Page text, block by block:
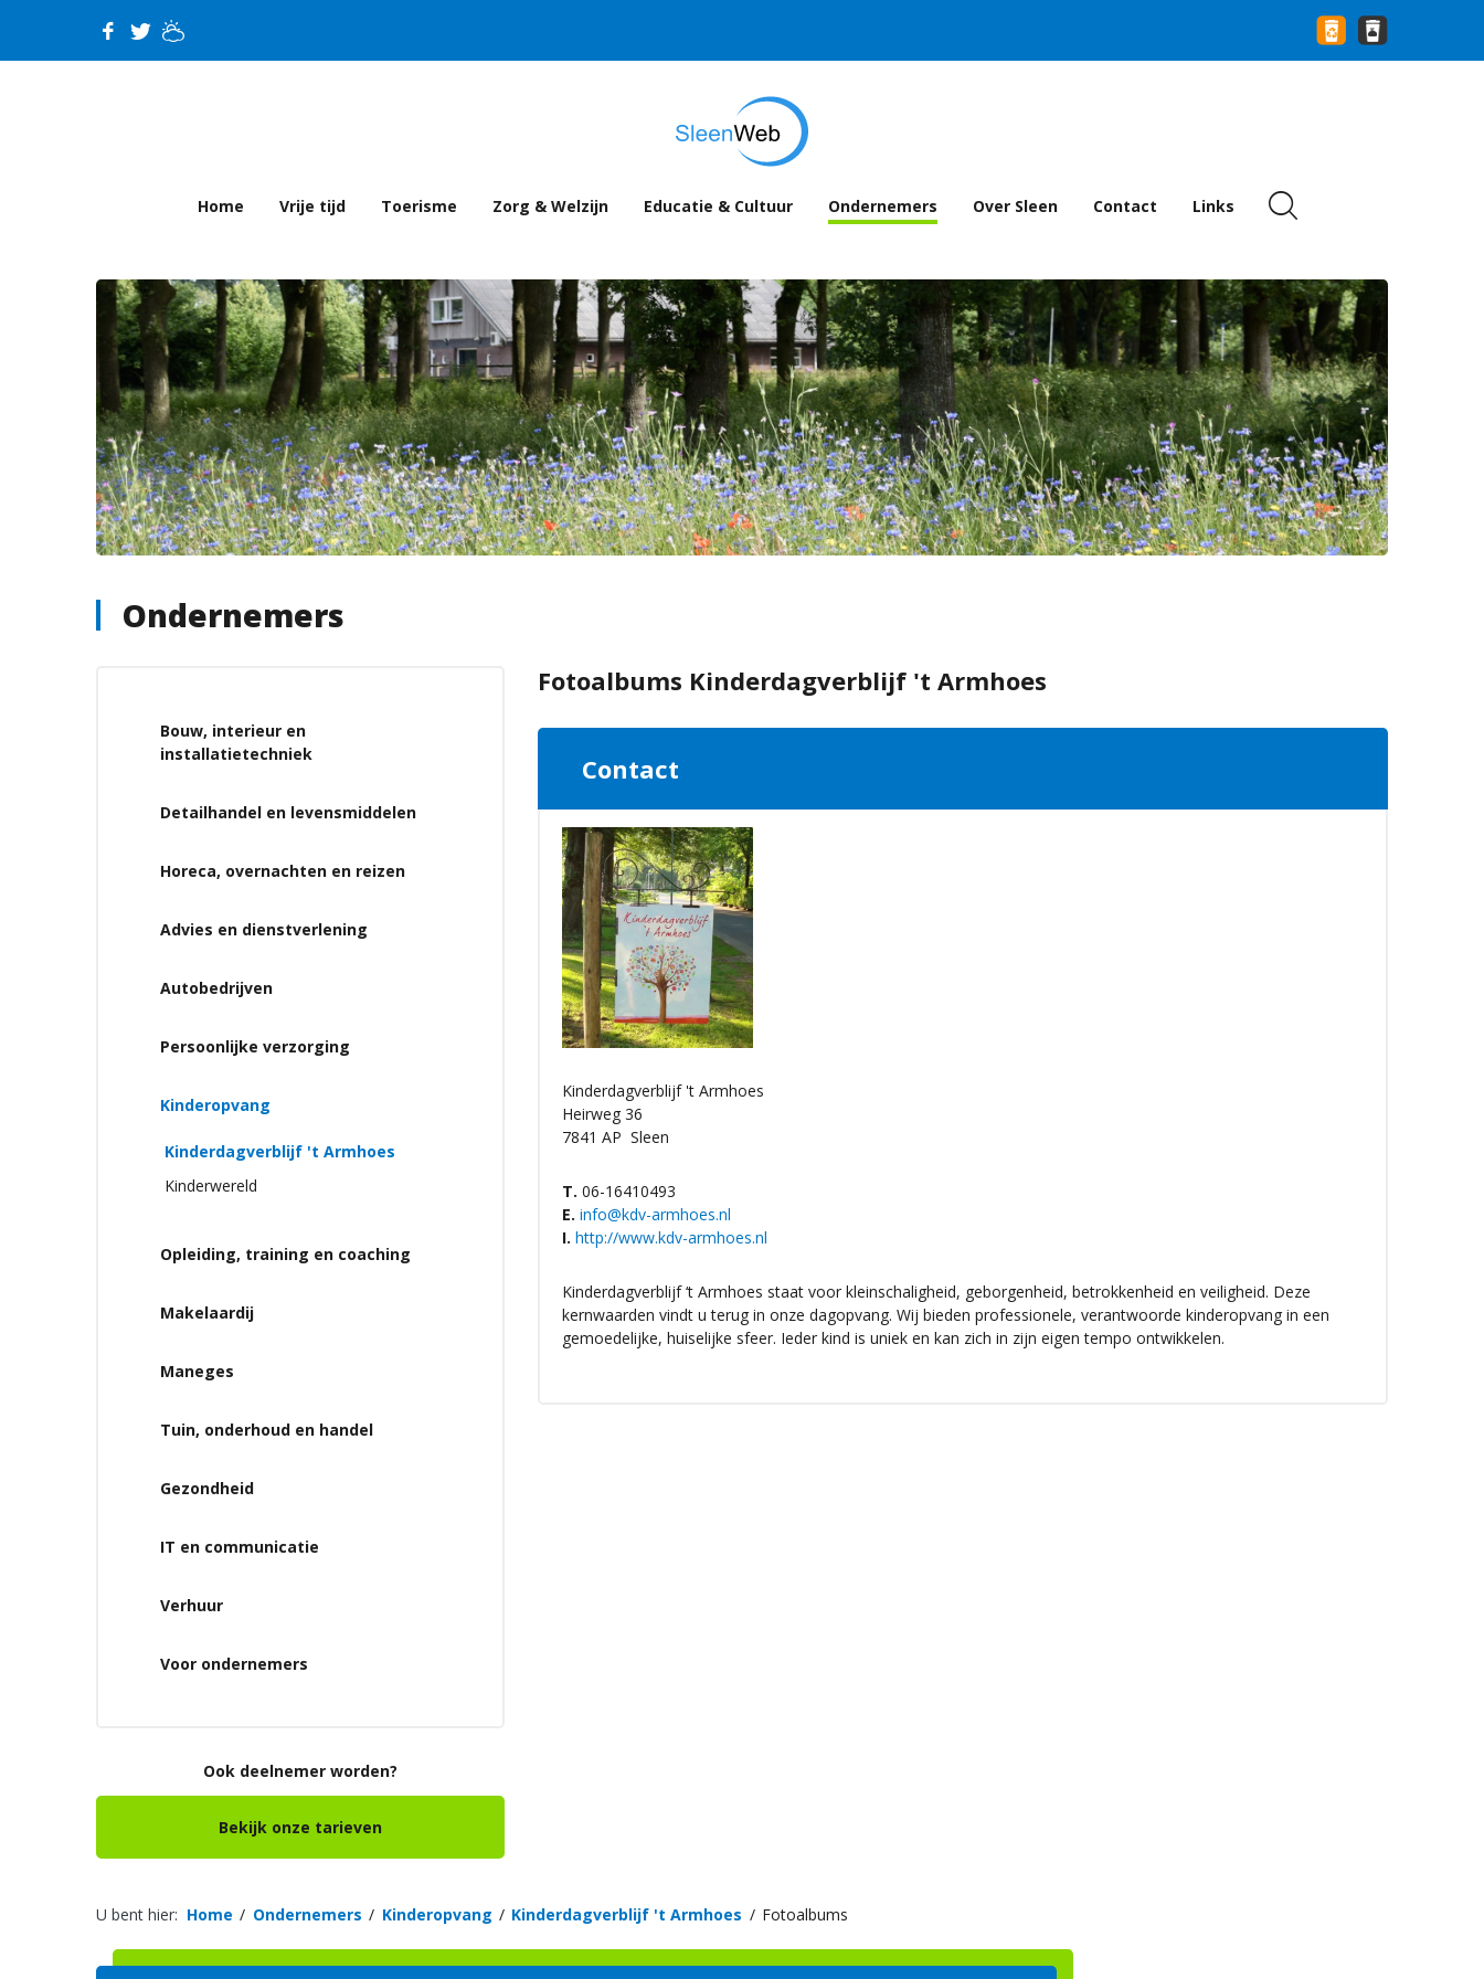
Home Vrije tijd Toerisme Zorg & Welzijn Educatie & Cultuur Ondernemers Over Sleen Contact Links
Ondernemers
Bouw, interieur en
installatietechniek
Detailhandel en levensmiddelen
Horeca, overnachten en reizen
Advies en dienstverlening
Autobedrijven
Persoonlijke verzorging
Kinderopvang
Kinderdagverblijf 't Armhoes
Kinderwereld
Opleiding, training en coaching
Makelaardij
Maneges
Tuin, onderhoud en handel
Gezondheid
IT en communicatie
Verhuur
Voor ondernemers
Ook deelnemer worden?
Bekijk onze tarieven
Fotoalbums Kinderdagverblijf 't Armhoes
Contact
Kinderdagverblijf 't Armhoes
Heirweg 36
7841 AP Sleen
T. 06-16410493
E. info@kdv-armhoes.nl
I. http://www.kdv-armhoes.nl
Kinderdagverblijf ‘t Armhoes staat voor kleinschaligheid, geborgenheid, betrokkenheid en veiligheid. Deze
kernwaarden vindt u terug in onze dagopvang. Wij bieden professionele, verantwoorde kinderopvang in een
gemoedelijke, huiselijke sfeer. Ieder kind is uniek en kan zich in zijn eigen tempo ontwikkelen.
U bent hier: Home Ondernemers Kinderopvang Kinderdagverblijf 't Armhoes Fotoalbums